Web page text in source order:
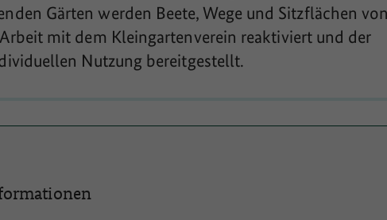
Gärten werden Beete, Wege und Sitzflächen
mit dem Kleingartenverein reaktiviert und der
Nutzung bereitgestellt.